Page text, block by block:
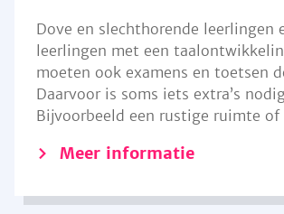
Dove en slechthorende leerlingen
leerlingen met een
moeten ook examens en toetsen
Daarvoor is soms iets extra’s
Bijvoorbeeld een rustige ruimte of
Meer informatie